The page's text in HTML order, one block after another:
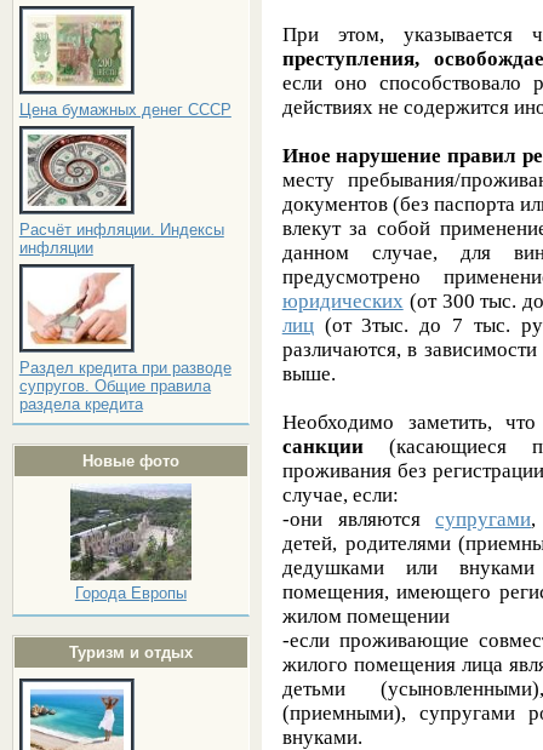
Цена бумажных денег СССР
Расчёт инфляции. Индексы
инфляции
Раздел кредита при разводе
супругов. Общие правила
раздела кредита
Новые фото
Города Европы
Туризм и отдых
При этом, указывается
преступления,
если оно способствовало
действиях не содержится
Иное нарушение правил
месту пребывания/
документов (без паспорта
влекут за собой
данном случае, для
предусмотрено
юридических (от 300 тыс.
лиц(от 3тыс. до 7 тыс.
различаются, в
выше.
Необходимо заметить,
санкции(касающиеся
проживания без
случае, если:
-они являютсясупругами,
детей, родителями
дедушками или внуками
помещения, имеющего
жилом помещении
-если проживающие
жилого помещения лица
детьми
(приемными), супругами
внуками.